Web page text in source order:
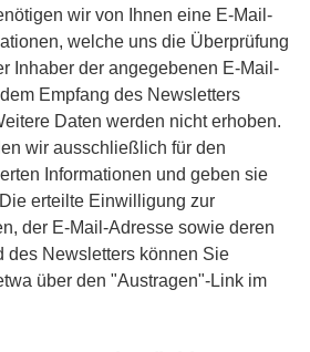
wir von Ihnen eine E-Mail-
welche uns die Überprüfung
Inhaber der angegebenen E-Mail-
Empfang des Newsletters
Daten werden nicht erhoben.
wir ausschließlich für den
Informationen und geben sie
erteilte Einwilligung zur
der E-Mail-Adresse sowie deren
des Newsletters können Sie
über den "Austragen"-Link im